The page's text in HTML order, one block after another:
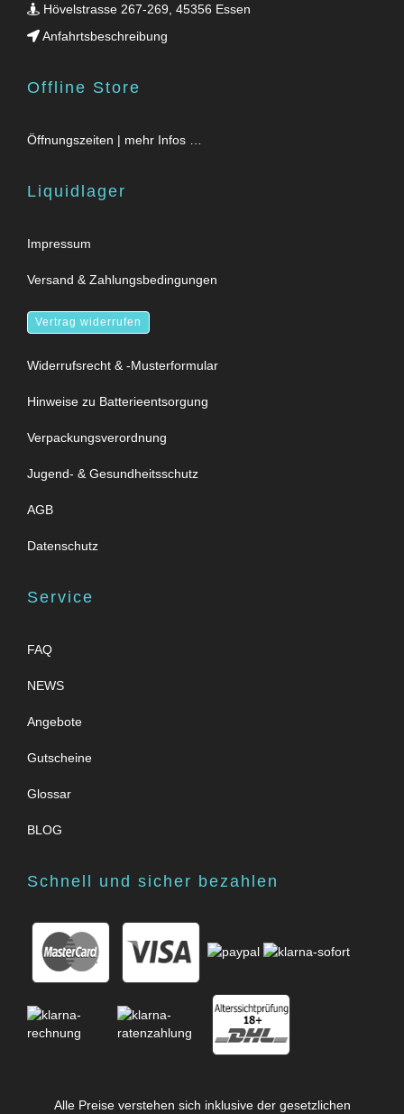
Hövelstrasse 267-269, 45356 Essen
Anfahrtsbeschreibung
Offline Store
Öffnungszeiten | mehr Infos …
Liquidlager
Impressum
Versand & Zahlungsbedingungen
Vertrag widerrufen
Widerrufsrecht & -Musterformular
Hinweise zu Batterieentsorgung
Verpackungsverordnung
Jugend- & Gesundheitsschutz
AGB
Datenschutz
Service
FAQ
NEWS
Angebote
Gutscheine
Glossar
BLOG
Schnell und sicher bezahlen
Alle Preise verstehen sich inklusive der gesetzlichen